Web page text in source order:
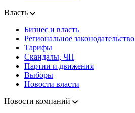
Власть
Бизнес и власть
Региональное законодательство
Тарифы
Скандалы, ЧП
Партии и движения
Выборы
Новости власти
Новости компаний